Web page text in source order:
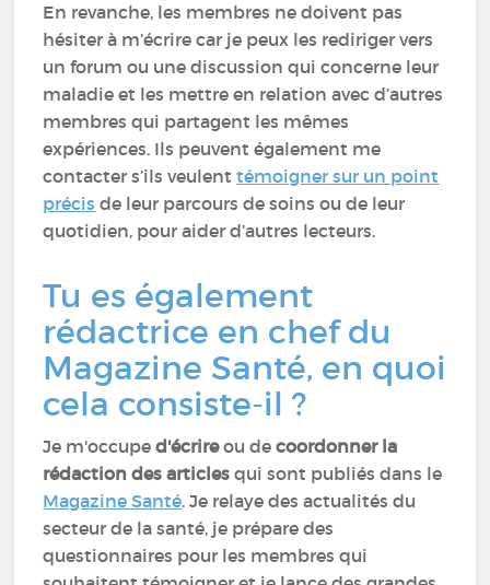
En revanche, les membres ne doivent pas
hésiter à m’écrire car je peux les rediriger vers
un forum ou une discussion qui concerne leur
maladie et les mettre en relation avec d’autres
membres qui partagent les mêmes
expériences. Ils peuvent également me
contacter s’ils veulenttémoigner sur un point
précis de leur parcours de soins ou de leur
quotidien, pour aider d’autres lecteurs.
Tu es également
rédactrice en chef du
Magazine Santé, en quoi
cela consiste-il ?
Je m'occuped'écrireou de coordonner la
rédaction des articles qui sont publiés dans le
Magazine Santé. Je relaye des actualités du
secteur de la santé, je prépare des
questionnaires pour les membres qui